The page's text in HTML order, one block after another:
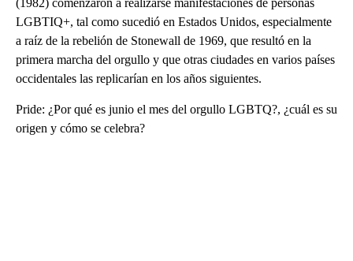
LGBTIQ+, tal como sucedió en Estados Unidos, especialmente
a raíz de la rebelión de Stonewall de 1969, que resultó en la
primera marcha del orgullo y que otras ciudades en varios países
occidentales las replicarían en los años siguientes.
Pride: ¿Por qué es junio el mes del orgullo LGBTQ?, ¿cuál es su
origen y cómo se celebra?